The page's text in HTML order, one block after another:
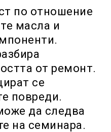
по отношение
масла и
от ремонт.
се
повреди.
да следва
на семинара.